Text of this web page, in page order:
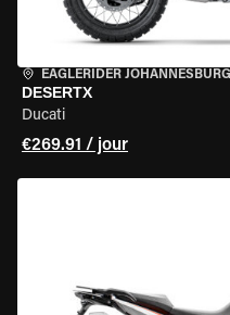
EAGLERIDER JOHANNESBURG
DESERTX
Ducati
€269.91 / jour